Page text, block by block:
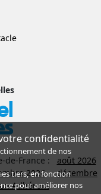
de-France :
août 2026
2026
décembre
Adhérent
confidentialité
de nos
tiers, en fonction
pour améliorer nos